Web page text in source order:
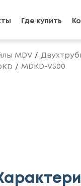
Где купить
MDV
MDKD-V500